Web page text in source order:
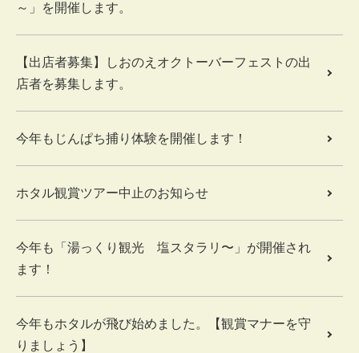
～」を開催します。
【出店者募集】しおのえオクトーバーフェストの出
店者を募集します。
今年もじんぱち捕り体験を開催します！
ホタル観賞ツアー中止のお知らせ
今年も「湯っくり観光 塩スタラリ〜」が開催され
ます！
今年もホタルが飛び始めました。【観賞マナーを守
りましょう】